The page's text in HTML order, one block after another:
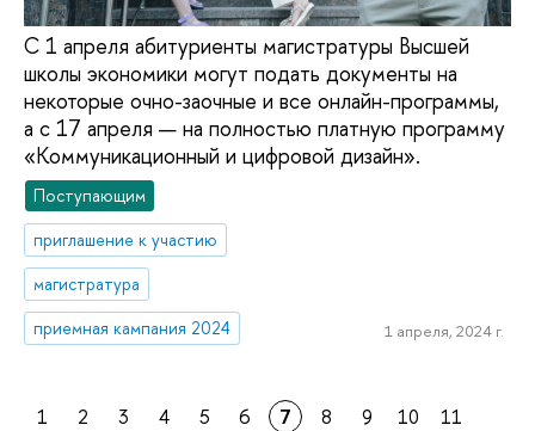
С 1 апреля абитуриенты магистратуры Высшей
школы экономики могут подать документы на
некоторые очно-заочные и все онлайн-программы,
а с 17 апреля — на полностью платную программу
«Коммуникационный и цифровой дизайн».
Поступающим
приглашение к участию
магистратура
приемная кампания 2024
1 апреля, 2024 г.
1 2 3 4 5 6 7 8 9 10
11